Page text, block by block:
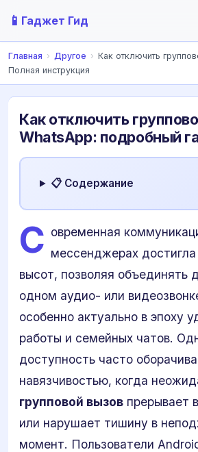
📱 Гаджет Гид
Главная › Другое › Как отключить
Полная инструкция
Как отключить
WhatsApp: подробный
📋 Содержание
С овременная
мессенджерах
высот, позволяя объединять
одном аудио- или
особенно актуально в эпоху
работы и семейных чатов.
доступность часто
навязчивостью, когда
групповой вызов прерывает
или нарушает тишину в
момент. Пользователи